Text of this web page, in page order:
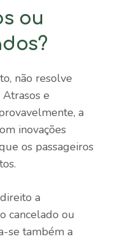
ou
não resolve
Atrasos e
a
inovações
os passageiros
a
cancelado ou
se também a